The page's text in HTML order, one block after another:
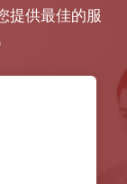
提供最佳的服